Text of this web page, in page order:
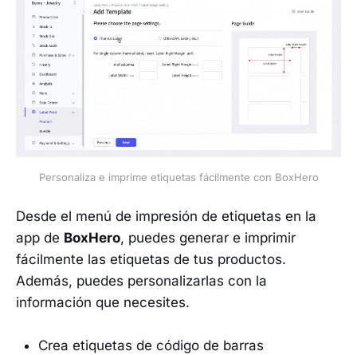
Personaliza e imprime etiquetas fácilmente con BoxHero
Desde el menú de impresión de etiquetas en la
app de BoxHero, puedes generar e imprimir
fácilmente las etiquetas de tus productos.
Además, puedes personalizarlas con la
información que necesites.
Crea etiquetas de código de barras